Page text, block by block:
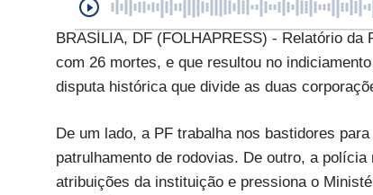
BRASÍLIA, DF (FOLHAPRESS) - Relatório
com 26 mortes, e que resultou no
disputa histórica que divide as duas
De um lado, a PF trabalha nos bastidores
patrulhamento de rodovias. De outro, a
atribuições da instituição e pressiona o